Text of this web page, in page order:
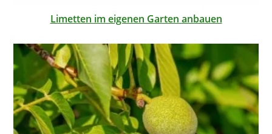
Limetten im eigenen Garten anbauen